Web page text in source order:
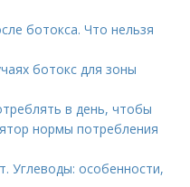
ботокса. Что нельзя
ботокс для зоны
в день, чтобы
нормы потребления
Углеводы: особенности,